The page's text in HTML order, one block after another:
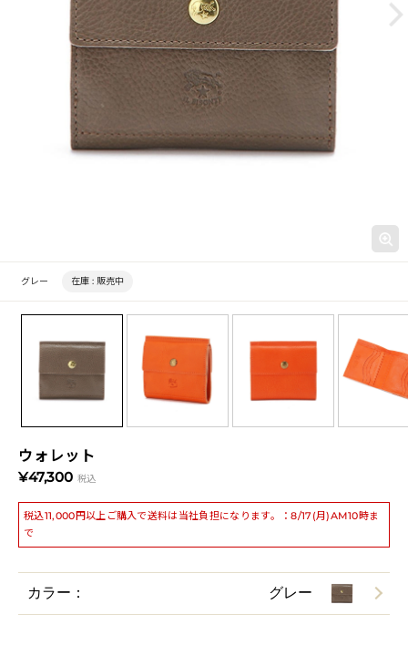
ウォレット
¥47,300 税込
税込11,000円以上ご購入で送料は当社負担になります。：8/17(月)AM10時ま
で
グレー 在庫 : 販売中
カラー： グレー